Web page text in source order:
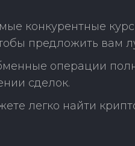
конкурентные
предложить вам
операции
сделок.
легко найти